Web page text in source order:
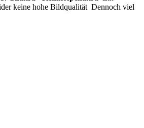
keine hohe Bildqualität Dennoch viel